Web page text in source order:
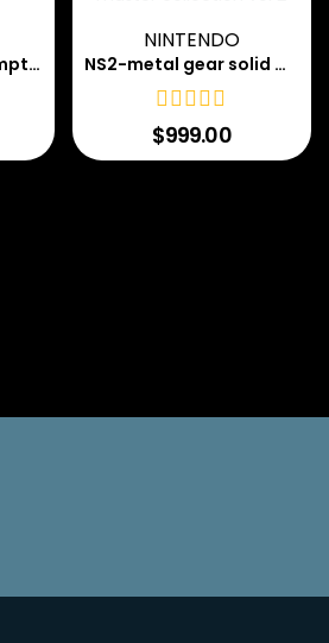
ps5-red dead redemption
NINTENDO
NS2-metal gear solid master collection vol 2
$999.00